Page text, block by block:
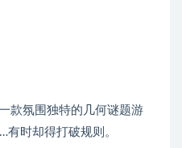
款氛围独特的几何谜题游
时却得打破规则。